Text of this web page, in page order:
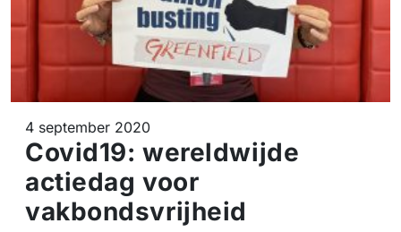
4 september 2020
Covid19: wereldwijde
actiedag voor
vakbondsvrijheid